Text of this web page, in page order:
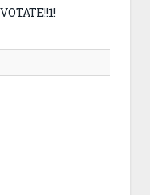
VOTATE!!1!